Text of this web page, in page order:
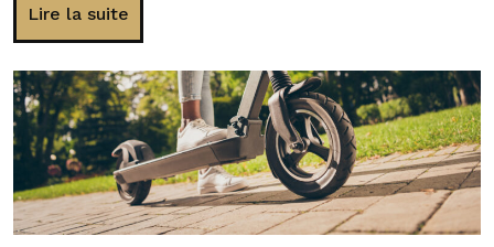
Lire la suite